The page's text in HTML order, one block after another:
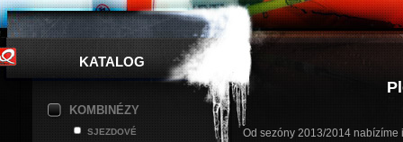
KATALOG
KOMBINÉZY
SJEZDOVÉ
Od sezóny 2013/2014 nabízíme